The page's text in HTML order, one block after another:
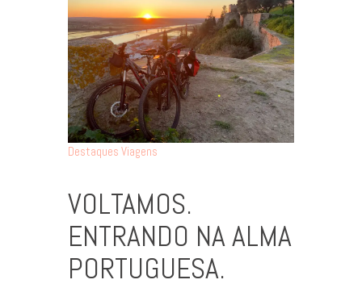
Destaques Viagens
VOLTAMOS.
ENTRANDO NA ALMA
PORTUGUESA.